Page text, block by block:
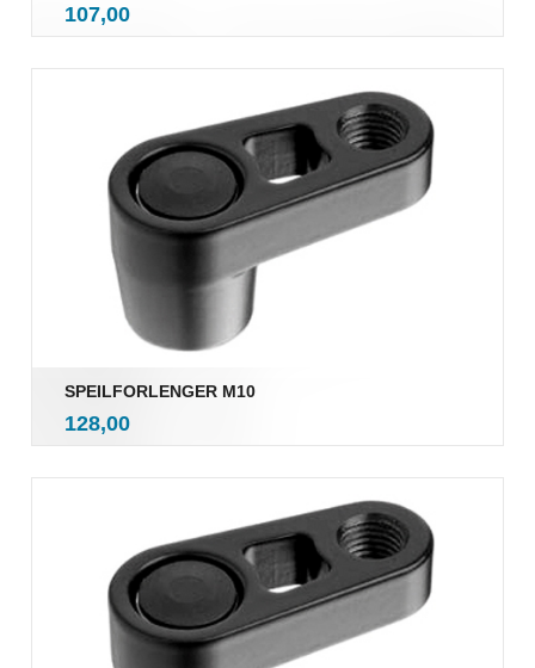
Pris
107,00mva.
SPEILFORLENGER M10
Pris
128,00mva.